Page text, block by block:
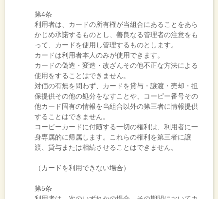
第4条
利用者は、カードの所有権が当組合にあることをあら
かじめ承諾するものとし、善良なる管理者の注意をも
って、カードを使用し管理するものとします。
カードは利用者本人のみが使用できます。
カードの偽造・変造・改ざんその他不正な方法による
使用をすることはできません。
対価の有無を問わず、カードを貸与・譲渡・売却・担
保提供その他の処分をなすことや、コーピー番号その
他カード固有の情報を当組合以外の第三者に情報提供
することはできません。
コーピーカードに付随する一切の権利は、利用者に一
身専属的に帰属します。これらの権利を第三者に譲
渡、貸与または相続させることはできません。
（カードを利用できない場合）
第5条